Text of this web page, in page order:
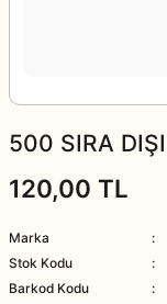
500 SIRA
120,00 TL
Marka
Stok Kodu
Barkod Kodu